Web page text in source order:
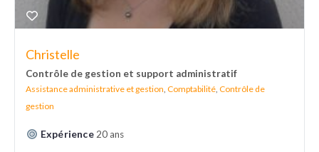
Christelle
Contrôle de gestion et support administratif
Assistance administrative et gestion Comptabilité Contrôle de
gestion
Expérience 20 ans